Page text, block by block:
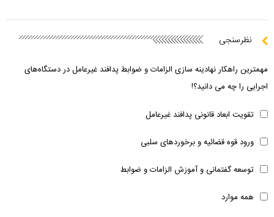
نظرسنجی
مهمترین راهکار نهادینه سازی الزامات و ضوابط پدافند غیرعامل در دستگاه‌های
اجرایی را چه می دانید؟!
تقویت ابعاد قانونی پدافند غیرعامل
ورود قوه قضائیه و برخوردهای سلبی
توسعه گفتمانی و آموزش الزامات و ضوابط
همه موارد